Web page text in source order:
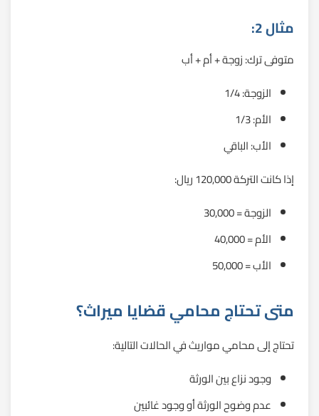
مثال 2:
متوفى ترك: زوجة + أم + أب
الزوجة: 1/4
الأم: 1/3
الأب: الباقي
إذا كانت التركة 120,000 ريال:
الزوجة = 30,000
الأم = 40,000
الأب = 50,000
متى تحتاج محامي قضايا ميراث؟
تحتاج إلى محامي مواريث في الحالات التالية:
وجود نزاع بين الورثة
عدم وضوح الورثة أو وجود غائبين